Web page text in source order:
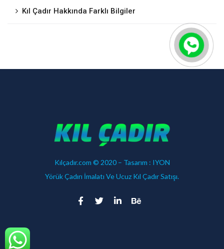
Kıl Çadır Hakkında Farklı Bilgiler
Kılçadır.com © 2020 – Tasarım : IYON
Yörük Çadırı İmalatı Ve Ucuz Kıl Çadır Satışı.